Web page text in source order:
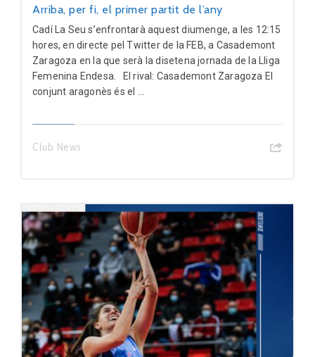
Arriba, per fi, el primer partit de l’any
Cadí La Seu s’enfrontarà aquest diumenge, a les 12:15
hores, en directe pel Twitter de la FEB, a Casademont
Zaragoza en la que serà la disetena jornada de la Lliga
Femenina Endesa. El rival: Casademont Zaragoza El
conjunt aragonès és el ...
Club News